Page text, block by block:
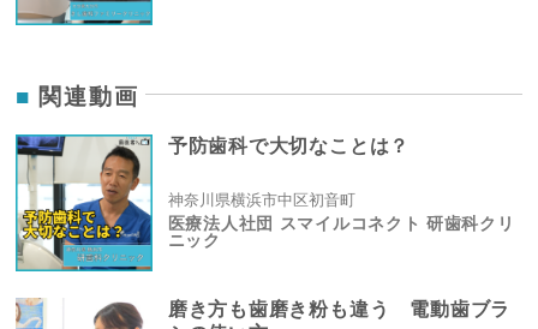
関連動画
予防歯科で大切なことは？
神奈川県横浜市中区初音町
医療法人社団 スマイルコネクト 研歯科クリ
ニック
磨き方も歯磨き粉も違う 電動歯ブラ